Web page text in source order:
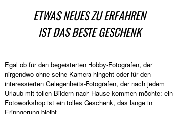
ETWAS NEUES ZU ERFAHREN
IST DAS BESTE GESCHENK
Egal ob für den begeisterten Hobby-Fotografen, der
nirgendwo ohne seine Kamera hingeht oder für den
interessierten Gelegenheits-Fotografen, der nach jedem
Urlaub mit tollen Bildern nach Hause kommen möchte: ein
Fotoworkshop ist ein tolles Geschenk, das lange in
Erinngerung bleibt.